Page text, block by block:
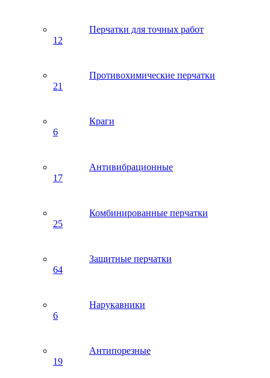
Перчатки для точных работ
12
Противохимические перчатки
21
Краги
6
Антивибрационные
17
Комбинированные перчатки
25
Защитные перчатки
64
Нарукавники
6
Антипорезные
19